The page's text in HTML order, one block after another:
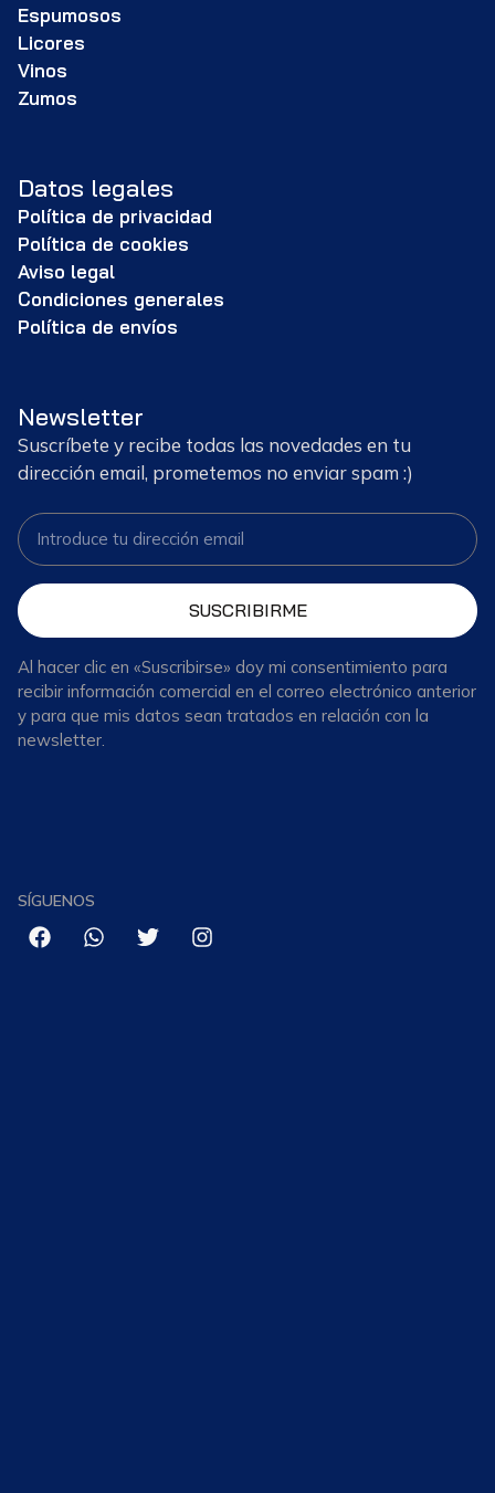
Espumosos
Licores
Vinos
Zumos
Datos legales
Política de privacidad
Política de cookies
Aviso legal
Condiciones generales
Política de envíos
Newsletter
Suscríbete y recibe todas las novedades en tu
dirección email, prometemos no enviar spam :)
SUSCRIBIRME
Al hacer clic en «Suscribirse» doy mi consentimiento para
recibir información comercial en el correo electrónico anterior
y para que mis datos sean tratados en relación con la
newsletter.
SÍGUENOS